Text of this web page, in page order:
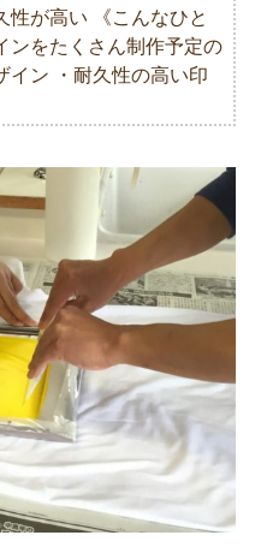
性が高い 《こんなひと
ンをたくさん制作予定の
イン ・耐久性の高い印